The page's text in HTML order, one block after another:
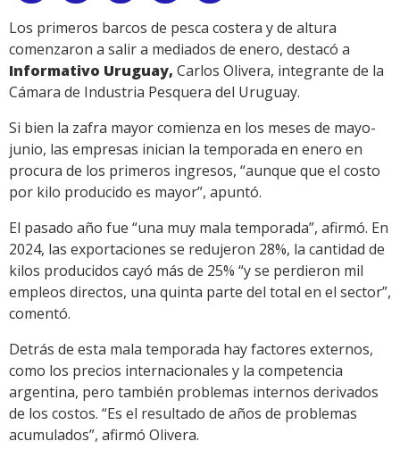
Link
Los primeros barcos de pesca costera y de altura
comenzaron a salir a mediados de enero, destacó a
Informativo Uruguay, Carlos Olivera, integrante de la
Cámara de Industria Pesquera del Uruguay.
Si bien la zafra mayor comienza en los meses de mayo-
junio, las empresas inician la temporada en enero en
procura de los primeros ingresos, “aunque que el costo
por kilo producido es mayor”, apuntó.
El pasado año fue “una muy mala temporada”, afirmó. En
2024, las exportaciones se redujeron 28%, la cantidad de
kilos producidos cayó más de 25% “y se perdieron mil
empleos directos, una quinta parte del total en el sector”,
comentó.
Detrás de esta mala temporada hay factores externos,
como los precios internacionales y la competencia
argentina, pero también problemas internos derivados
de los costos. “Es el resultado de años de problemas
acumulados”, afirmó Olivera.